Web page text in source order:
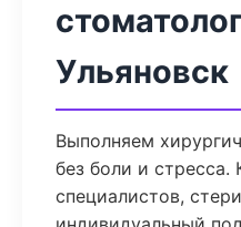
Ульяновск
Выполняем
без боли и стресса.
специалистов,